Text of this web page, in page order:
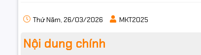
Thứ Năm, 26/03/2026 MKT2025
Nội dung chính